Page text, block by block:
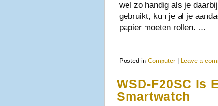
wel zo handig als je
gebruikt, kun je al je
papier moeten rollen. …
Posted in Computer Leave a
WSD-F20SC Is
Smartwatch